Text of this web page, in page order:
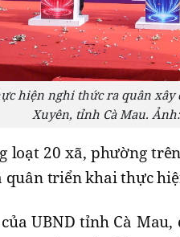
hiện nghi thức ra quân
Xuyên, tỉnh Cà Mau.
loạt 20 xã, phường
quân triển khai thực
UBND tỉnh Cà